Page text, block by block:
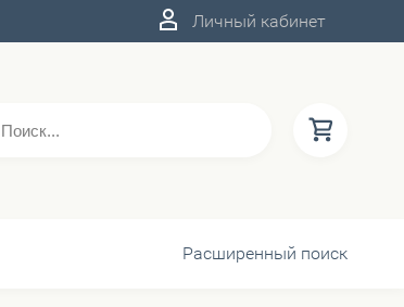
Личный кабинет
Расширенный поиск